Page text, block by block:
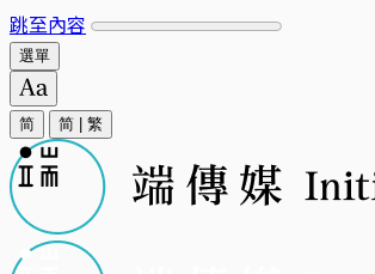
跳至內容
選單
简 简 繁